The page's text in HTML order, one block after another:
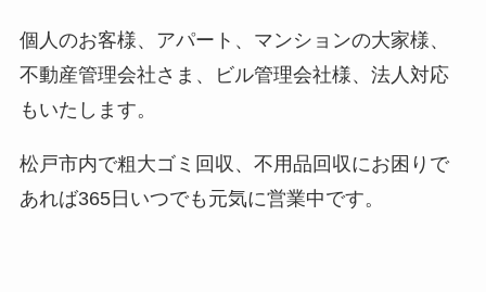
個人のお客様、アパート、マンションの大家様、
不動産管理会社さま、ビル管理会社様、法人対応
もいたします。
松戸市内で粗大ゴミ回収、不用品回収にお困りで
あれば365日いつでも元気に営業中です。